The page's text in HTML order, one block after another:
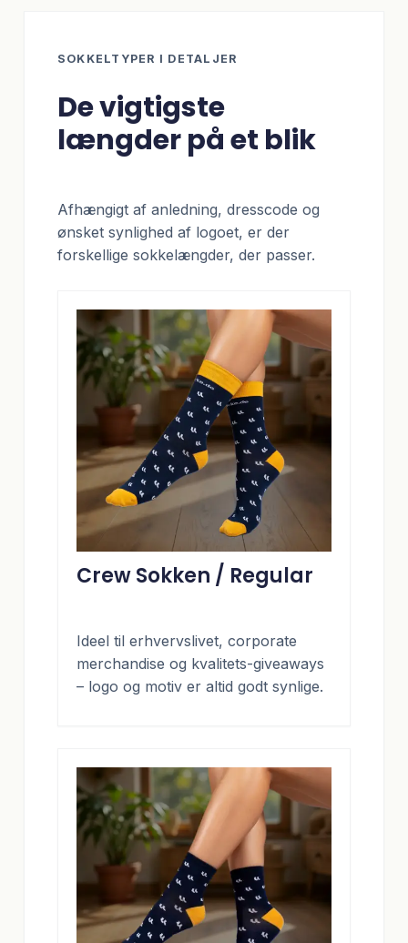
SOKKELTYPER I DETALJER
De vigtigste
længder på et blik
Afhængigt af anledning, dresscode og
ønsket synlighed af logoet, er der
forskellige sokkelængder, der passer.
Crew Sokken / Regular
Ideel til erhvervslivet, corporate
merchandise og kvalitets-giveaways
– logo og motiv er altid godt synlige.